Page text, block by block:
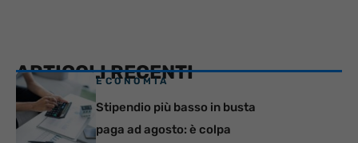
ARTICOLI RECENTI
ECONOMIA
Stipendio più basso in busta
paga ad agosto: è colpa